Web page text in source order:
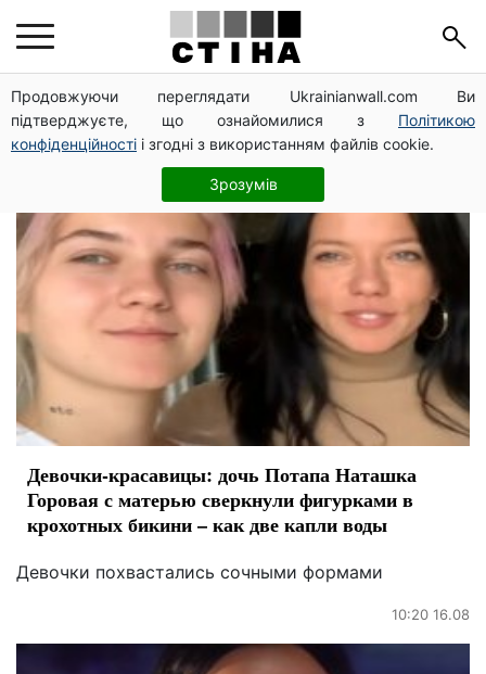
Продовжуючи переглядати Ukrainianwall.com Ви
підтверджуєте, що ознайомилися з Політикою
конфіденційності і згодні з використанням файлів cookie.
Зрозумів
Ирина Горовая
Девочки-красавицы: дочь Потапа Наташка
Горовая с матерью сверкнули фигурками в
крохотных бикини – как две капли воды
Девочки похвастались сочными формами
10:20 16.08